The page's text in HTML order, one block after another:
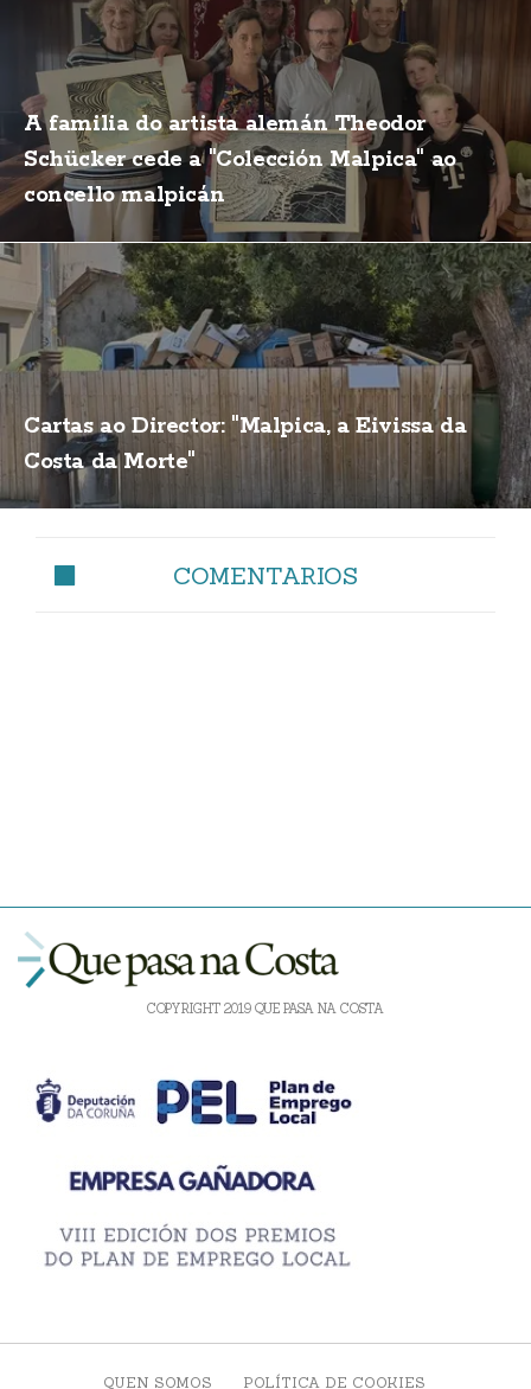
A familia do artista alemán Theodor
Schücker cede a "Colección Malpica" ao
concello malpicán
Cartas ao Director: "Malpica, a Eivissa da
Costa da Morte"
COMENTARIOS
COPYRIGHT 2019 QUE PASA NA COSTA
QUEN SOMOS POLÍTICA DE COOKIES